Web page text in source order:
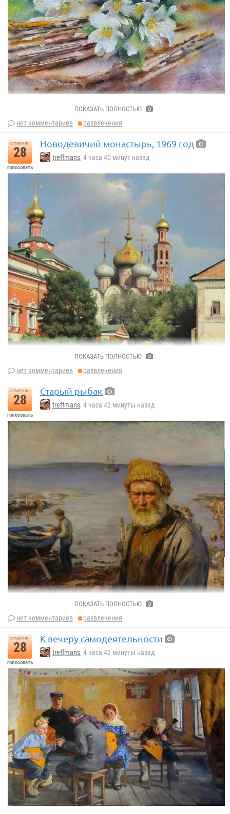
ПОКАЗАТЬ ПОЛНОСТЬЮ
нет комментариев развлечения
отметили
28
голосовать
Новодевичий монастырь, 1969 год
treffmans, 4 часа 40 минут назад
Александр Лактионов
«Новодевичий монастырь», 1969 год
ПОКАЗАТЬ ПОЛНОСТЬЮ
нет комментариев развлечения
отметили
28
голосовать
Старый рыбак
treffmans, 4 часа 42 минуты назад
Ханс Хейердал
«Старый рыбак», 1891
ПОКАЗАТЬ ПОЛНОСТЬЮ
нет комментариев развлечения
отметили
28
голосовать
К вечеру самодеятельности
treffmans, 4 часа 42 минуты назад